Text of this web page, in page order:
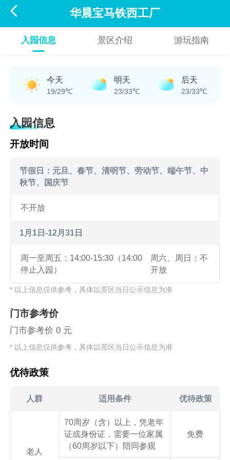
 华晨宝马铁西工厂
入园信息 景区介绍 游玩指南
今天
19/29℃
明天
23/33℃
后天
23/33℃
入园信息
开放时间
节假日：元旦、春节、清明节、劳动节、端午节、中
秋节、国庆节
不开放
1月1日-12月31日
周一至周五：14:00-15:30（14:00
停止入园）
周六、周日：不
开放
* 以上信息仅供参考，具体以景区当日公示信息为准
门市参考价
门市参考价 0 元
* 以上信息仅供参考，具体以景区当日公示信息为准
优待政策
人群 适用条件 优待政策
老人
70周岁（含）以上，凭老年
证或身份证，需要一位家属
（60周岁以下）陪同参观
免费